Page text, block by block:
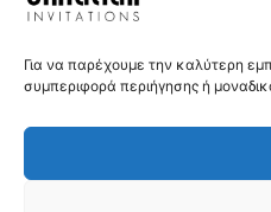
Για να παρέχουμε την καλύτερη
συμπεριφορά περιήγησης ή